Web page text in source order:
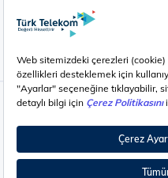
İşaret Dili Çevirisi
Çerez Ayarları